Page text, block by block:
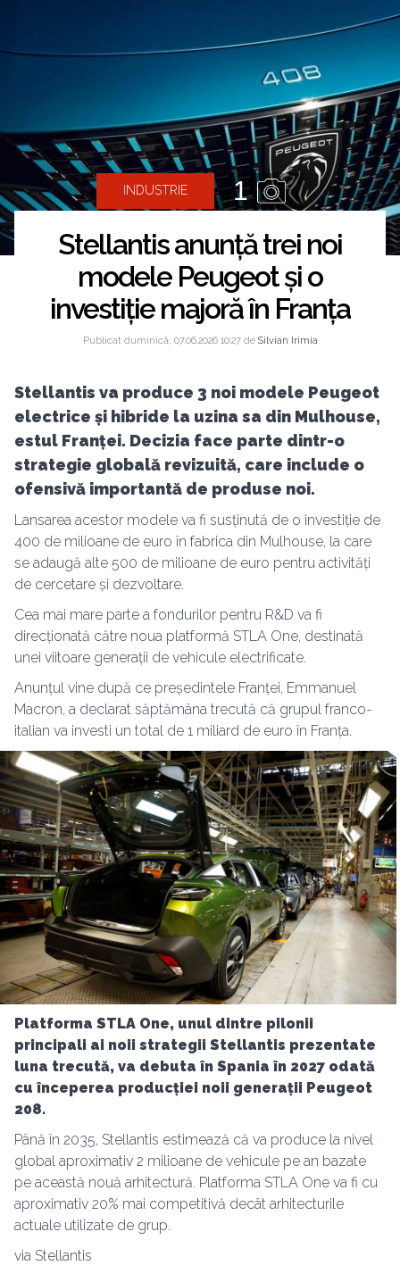
INDUSTRIE 1
Stellantis anunță trei noi
modele Peugeot și o
investiție majoră în Franța
Publicat duminică, 07.06.2026 10:27 de Silvian Irimia
Stellantis va produce 3 noi modele Peugeot
electrice și hibride la uzina sa din Mulhouse,
estul Franței. Decizia face parte dintr-o
strategie globală revizuită, care include o
ofensivă importantă de produse noi.
Lansarea acestor modele va fi susținută de o investiție de
400 de milioane de euro în fabrica din Mulhouse, la care
se adaugă alte 500 de milioane de euro pentru activități
de cercetare și dezvoltare.
Cea mai mare parte a fondurilor pentru R&D va fi
direcționată către noua platformă STLA One, destinată
unei viitoare generații de vehicule electrificate.
Anunțul vine după ce președintele Franței, Emmanuel
Macron, a declarat săptămâna trecută că grupul franco-
italian va investi un total de 1 miliard de euro în Franța.
Platforma STLA One, unul dintre pilonii
principali ai noii strategii Stellantis prezentate
luna trecută, va debuta în Spania în 2027 odată
cu începerea producției noii generații Peugeot
208.
Până în 2035, Stellantis estimează că va produce la nivel
global aproximativ 2 milioane de vehicule pe an bazate
pe această nouă arhitectură. Platforma STLA One va fi cu
aproximativ 20% mai competitivă decât arhitecturile
actuale utilizate de grup.
via Stellantis